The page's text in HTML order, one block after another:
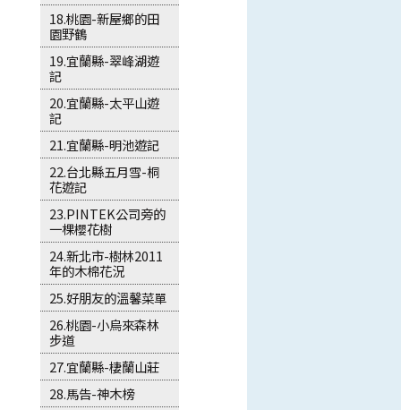
18.桃園-新屋鄉的田
園野鶴
19.宜蘭縣-翠峰湖遊
記
20.宜蘭縣-太平山遊
記
21.宜蘭縣-明池遊記
22.台北縣五月雪-桐
花遊記
23.PINTEK公司旁的
一棵櫻花樹
24.新北市-樹林2011
年的木棉花況
25.好朋友的溫馨菜單
26.桃園-小烏來森林
步道
27.宜蘭縣-棲蘭山莊
28.馬告-神木榜